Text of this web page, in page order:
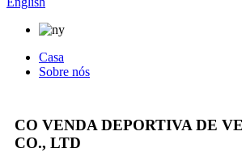
Casa
Sobre nós
CO VENDA DEPORTIVA DE
CO., LTD